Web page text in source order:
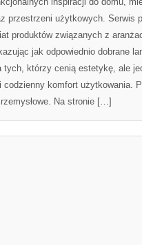
przestrzeni użytkowych. Serwis
produktów związanych z
jak odpowiednio dobrane
którzy cenią estetykę, ale
komfort użytkowania.
Na stronie […]